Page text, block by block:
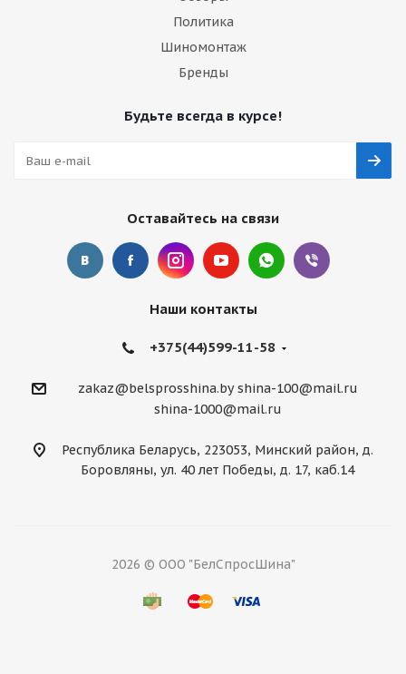
Политика
Шиномонтаж
Бренды
Будьте всегда в курсе!
Оставайтесь на связи
Наши контакты
+375(44)599-11-58
zakaz@belsprosshina.by shina-100@mail.ru
shina-1000@mail.ru
Республика Беларусь, 223053, Минский район, д.
Боровляны, ул. 40 лет Победы, д. 17, каб.14
2026 © ООО "БелСпросШина"